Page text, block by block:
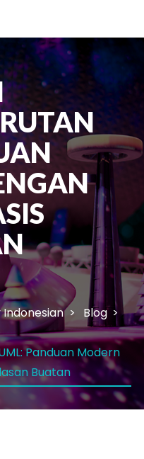
Blog
Panduan Modern
Buatan